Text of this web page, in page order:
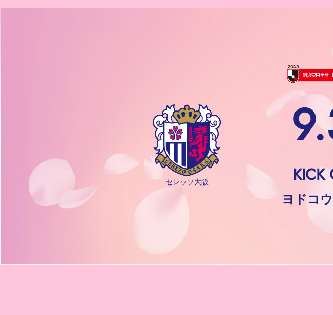
セレッソ大阪 KICK
ヨドコ